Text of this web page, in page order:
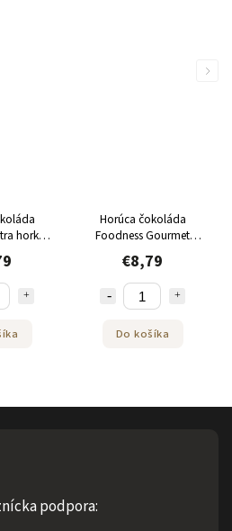
horká
Horúca čokoláda
Foodness Gourmet
Cookies 450g
€8,79
Do košíka
Next
podpora: